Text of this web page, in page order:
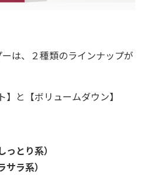
は、２種類のラインナップが
と【ボリュームダウン】
とり系）
ラ系）